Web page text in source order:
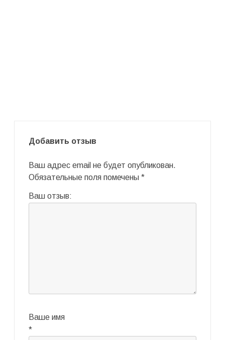
Добавить отзыв
Ваш адрес email не будет опубликован.
Обязательные поля помечены *
Ваш отзыв:
Ваше имя
*